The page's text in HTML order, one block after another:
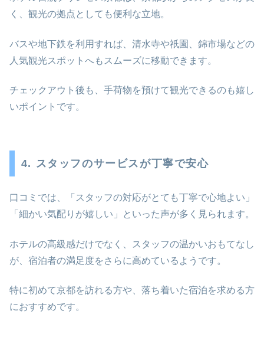
く、観光の拠点としても便利な立地。
バスや地下鉄を利用すれば、清水寺や祇園、錦市場などの
人気観光スポットへもスムーズに移動できます。
チェックアウト後も、手荷物を預けて観光できるのも嬉し
いポイントです。
4. スタッフのサービスが丁寧で安心
口コミでは、「スタッフの対応がとても丁寧で心地よい」
「細かい気配りが嬉しい」といった声が多く見られます。
ホテルの高級感だけでなく、スタッフの温かいおもてなし
が、宿泊者の満足度をさらに高めているようです。
特に初めて京都を訪れる方や、落ち着いた宿泊を求める方
におすすめです。